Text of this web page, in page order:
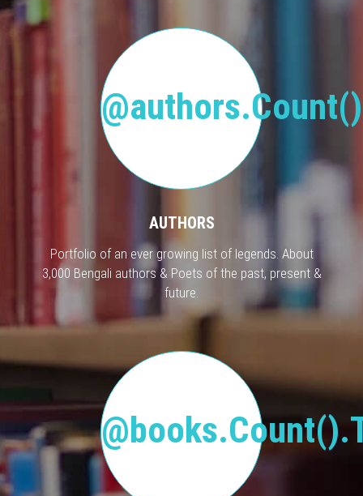
AUTHORS
Portfolio of an ever growing list of legends. About
3,000 Bengali authors & Poets of the past, present &
future.